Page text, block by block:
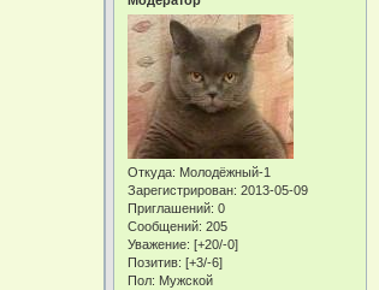
Откуда: Молодёжный-1
Зарегистрирован: 2013-05-09
Приглашений: 0
Сообщений: 205
Уважение: [+20/-0]
Позитив: [+3/-6]
Пол: Мужской